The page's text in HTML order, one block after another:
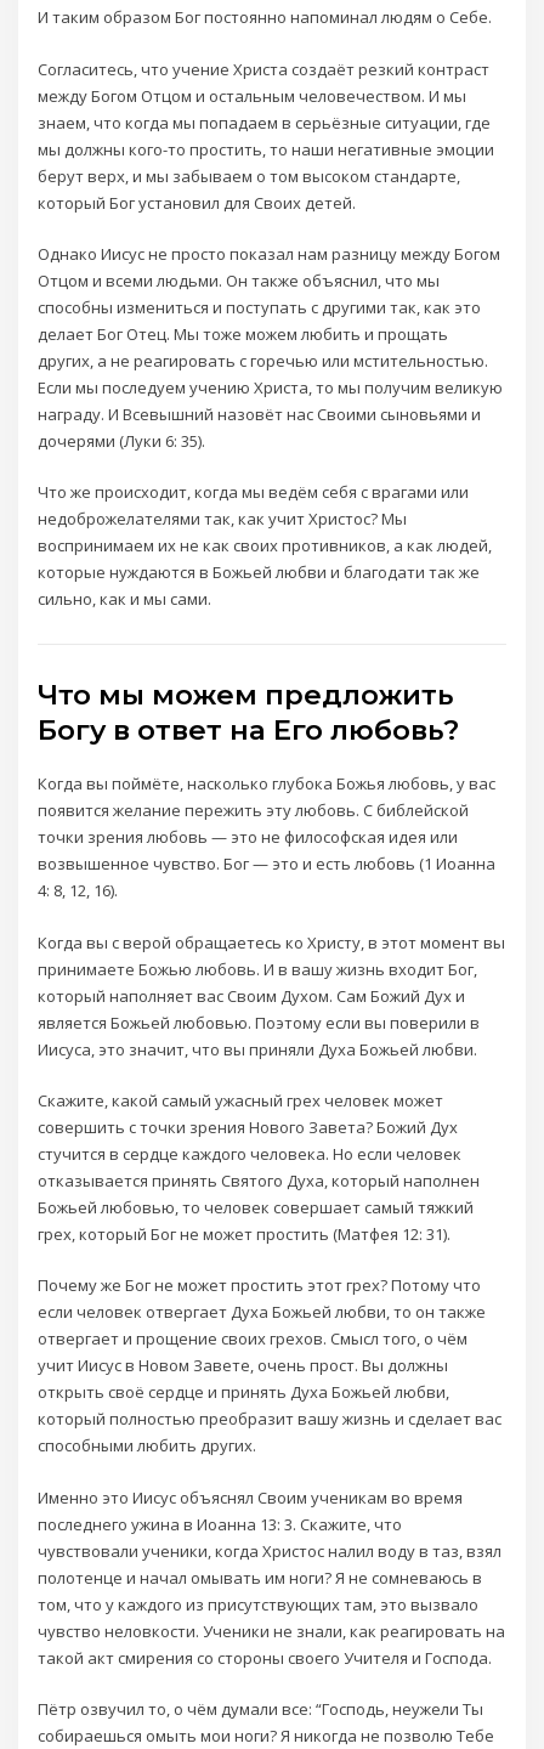
И таким образом Бог постоянно напоминал людям о Себе.
Согласитесь, что учение Христа создаёт резкий контраст
между Богом Отцом и остальным человечеством. И мы
знаем, что когда мы попадаем в серьёзные ситуации, где
мы должны кого-то простить, то наши негативные эмоции
берут верх, и мы забываем о том высоком стандарте,
который Бог установил для Своих детей.
Однако Иисус не просто показал нам разницу между Богом
Отцом и всеми людьми. Он также объяснил, что мы
способны измениться и поступать с другими так, как это
делает Бог Отец. Мы тоже можем любить и прощать
других, а не реагировать с горечью или мстительностью.
Если мы последуем учению Христа, то мы получим великую
награду. И Всевышний назовёт нас Своими сыновьями и
дочерями (Луки 6: 35).
Что же происходит, когда мы ведём себя с врагами или
недоброжелателями так, как учит Христос? Мы
воспринимаем их не как своих противников, а как людей,
которые нуждаются в Божьей любви и благодати так же
сильно, как и мы сами.
Что мы можем предложить
Богу в ответ на Его любовь?
Когда вы поймёте, насколько глубока Божья любовь, у вас
появится желание пережить эту любовь. С библейской
точки зрения любовь — это не философская идея или
возвышенное чувство. Бог — это и есть любовь (1 Иоанна
4: 8, 12, 16).
Когда вы с верой обращаетесь ко Христу, в этот момент вы
принимаете Божью любовь. И в вашу жизнь входит Бог,
который наполняет вас Своим Духом. Сам Божий Дух и
является Божьей любовью. Поэтому если вы поверили в
Иисуса, это значит, что вы приняли Духа Божьей любви.
Скажите, какой самый ужасный грех человек может
совершить с точки зрения Нового Завета? Божий Дух
стучится в сердце каждого человека. Но если человек
отказывается принять Святого Духа, который наполнен
Божьей любовью, то человек совершает самый тяжкий
грех, который Бог не может простить (Матфея 12: 31).
Почему же Бог не может простить этот грех? Потому что
если человек отвергает Духа Божьей любви, то он также
отвергает и прощение своих грехов. Смысл того, о чём
учит Иисус в Новом Завете, очень прост. Вы должны
открыть своё сердце и принять Духа Божьей любви,
который полностью преобразит вашу жизнь и сделает вас
способными любить других.
Именно это Иисус объяснял Своим ученикам во время
последнего ужина в Иоанна 13: 3. Скажите, что
чувствовали ученики, когда Христос налил воду в таз, взял
полотенце и начал омывать им ноги? Я не сомневаюсь в
том, что у каждого из присутствующих там, это вызвало
чувство неловкости. Ученики не знали, как реагировать на
такой акт смирения со стороны своего Учителя и Господа.
Пётр озвучил то, о чём думали все: “Господь, неужели Ты
собираешься омыть мои ноги? Я никогда не позволю Тебе